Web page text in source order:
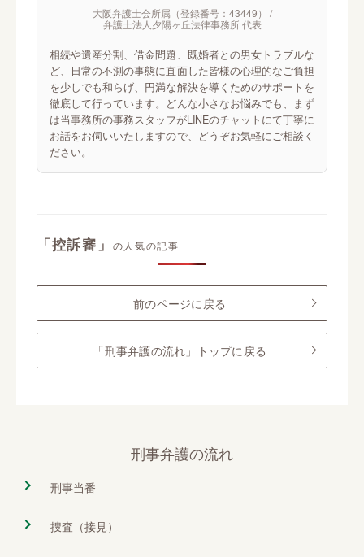
大阪弁護士会所属（登録番号：43449） /
弁護士法人夕陽ヶ丘法律事務所 代表
相続や遺産分割、借金問題、既婚者との男女トラブルな
ど、日常の不測の事態に直面した皆様の心理的なご負担
を少しでも和らげ、円満な解決を導くためのサポートを
徹底して行っています。どんな小さなお悩みでも、まず
は当事務所の事務スタッフがLINEのチャットにて丁寧に
お話をお伺いいたしますので、どうぞお気軽にご相談く
ださい。
「控訴審」 の人気の記事
前のページに戻る
「刑事弁護の流れ」トップに戻る
刑事弁護の流れ
刑事当番
捜査（接見）